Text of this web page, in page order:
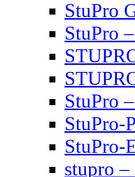
StuPro
StuPro
StuPro
StuPro-
StuPro-
stupro